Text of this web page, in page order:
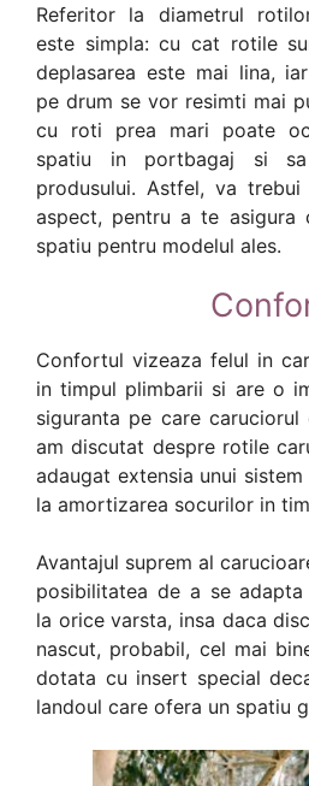
Referitor la diametrul
este simpla: cu cat rotile
deplasarea este mai lina,
pe drum se vor resimti mai
cu roti prea mari poate
spatiu in portbagaj si sa
produsului. Astfel, va
aspect, pentru a te asigura
spatiu pentru modelul ales.
Confortul vizeaza felul in
in timpul plimbarii si are o
siguranta pe care
am discutat despre rotile
adaugat extensia unui
la amortizarea socurilor in
Avantajul suprem al
posibilitatea de a se adapta
la orice varsta, insa daca
nascut, probabil, cel mai
dotata cu insert special
landoul care ofera un spatiu